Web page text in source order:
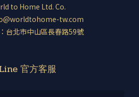
to Home Ltd. Co.
tw.com
台北市中山區長春路59號
Line 官方客服